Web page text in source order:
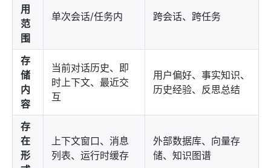
用
范
围
单次会话/任务内 跨会话、跨任务
存
储
内
容
当前对话历史、即
时上下文、最近交
互
用户偏好、事实知识、
历史经验、反思总结
存
在
形
上下文窗口、消息
列表、运行时缓存
外部数据库、向量存
储、知识图谱